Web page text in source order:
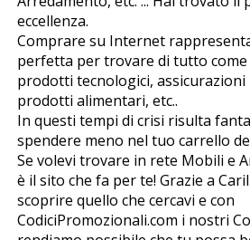
eccellenza.
Comprare su Internet
perfetta per trovare di tutto come
prodotti tecnologici, assicurazioni
prodotti alimentari, etc..
In questi tempi di crisi risulta
spendere meno nel tuo carrello
Se volevi trovare in rete Mobili e
è il sito che fa per te! Grazie a
scoprire quello che cercavi e con
CodiciPromozionali.com i nostri